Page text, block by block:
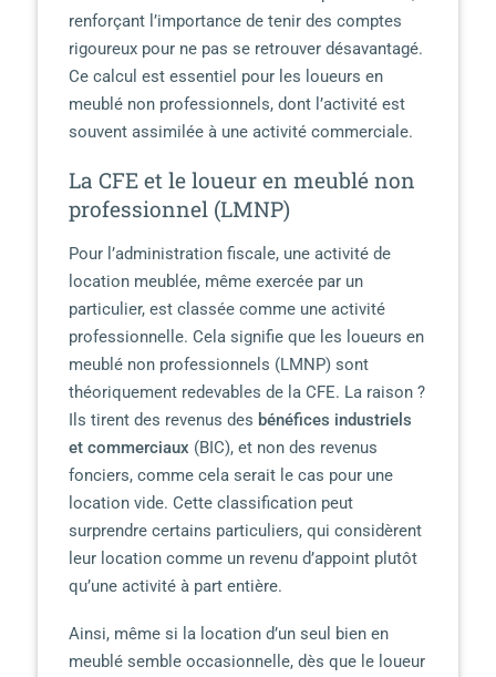
renforçant l’importance de tenir des comptes
rigoureux pour ne pas se retrouver désavantagé.
Ce calcul est essentiel pour les loueurs en
meublé non professionnels, dont l’activité est
souvent assimilée à une activité commerciale.
La CFE et le loueur en meublé non
professionnel (LMNP)
Pour l’administration fiscale, une activité de
location meublée, même exercée par un
particulier, est classée comme une activité
professionnelle. Cela signifie que les loueurs en
meublé non professionnels (LMNP) sont
théoriquement redevables de la CFE. La raison ?
Ils tirent des revenus des bénéfices industriels
et commerciaux (BIC), et non des revenus
fonciers, comme cela serait le cas pour une
location vide. Cette classification peut
surprendre certains particuliers, qui considèrent
leur location comme un revenu d’appoint plutôt
qu’une activité à part entière.
Ainsi, même si la location d’un seul bien en
meublé semble occasionnelle, dès que le loueur